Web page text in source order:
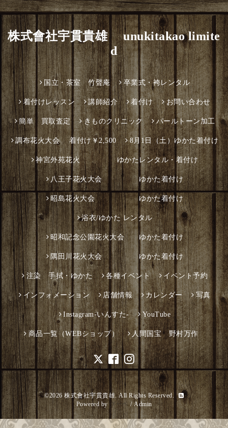
株式會社宇貫貴雄 unukitakao limite
d
国立・茶室 竹聲庵 卒業式・袴レンタル
着付けレッスン 講師紹介 着付け お問い合わせ
簡単 買取査定 きものクリニック パールトーン加工
調布花火大会 着付け￥2,500 8月1日（土）ゆかた着付け
神宮外苑花火 ゆかたレンタル・着付け
八王子花火大会 ゆかた着付け
昭島花火大会 ゆかた着付け
浴衣/ゆかた レンタル
昭和記念公園花火大会 ゆかた着付け
隅田川花火大会 ゆかた着付け
注染 手拭・ゆかた 各種イベント イベント予約
インフォメーション 店舗情報 カレンダー 写真
Instagram-いんすた- YouTube
商品一覧（WEBショップ） 人間国宝 野村万作
©2026 株式會社宇貫貴雄. All Rights Reserved.
Powered by グーペ/Admin